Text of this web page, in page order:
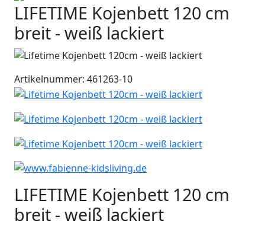
LIFETIME Kojenbett 120 cm
breit - weiß lackiert
Artikelnummer: 461263-10
LIFETIME Kojenbett 120 cm
breit - weiß lackiert